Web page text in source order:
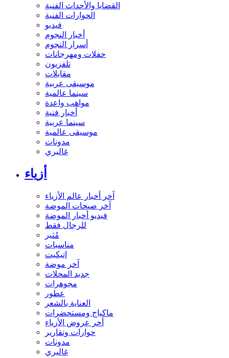
القضايا والأحداث الفنية
الحوارات الفنية
فيديو
أخبار النجوم
أسرار النجوم
حفلات ومهرجانات
تلفزيون
مقابلات
موسيقى عربية
سينما عالمية
مواهب واعدة
أخبار فنية
سينما عربية
موسيقى عالمية
مدونات
غاليري
أزياء
آخر أخبار عالم الأزياء
آخر صيحات الموضة
فيديو أخبار الموضة
للرجال فقط
مُثير
مناسبات
إتيكيت
آخر موضة
جديد المحلات
مجوهرات
عطور
العناية بالشعر
ماكياج ومستحضرات
أخر عروض الأزياء
حوارات وتقارير
مدونات
غاليري